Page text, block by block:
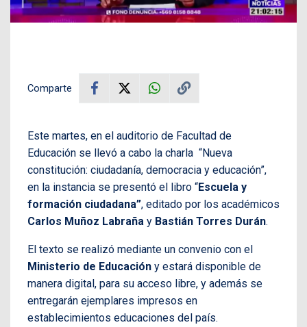
Comparte
Este martes, en el auditorio de Facultad de
Educación se llevó a cabo la charla “Nueva
constitución: ciudadanía, democracia y educación”,
en la instancia se presentó el libro “Escuela y
formación ciudadana”, editado por los académicos
Carlos Muñoz Labraña y Bastián Torres Durán.
El texto se realizó mediante un convenio con el
Ministerio de Educación y estará disponible de
manera digital, para su acceso libre, y además se
entregarán ejemplares impresos en
establecimientos educaciones del país.